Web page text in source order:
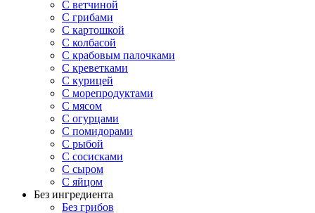
С ветчиной
С грибами
С картошкой
С колбасой
С крабовым палочками
С креветками
С курицей
С морепродуктами
С мясом
С огурцами
С помидорами
С рыбой
С сосисками
С сыром
С яйцом
Без ингредиента
Без грибов